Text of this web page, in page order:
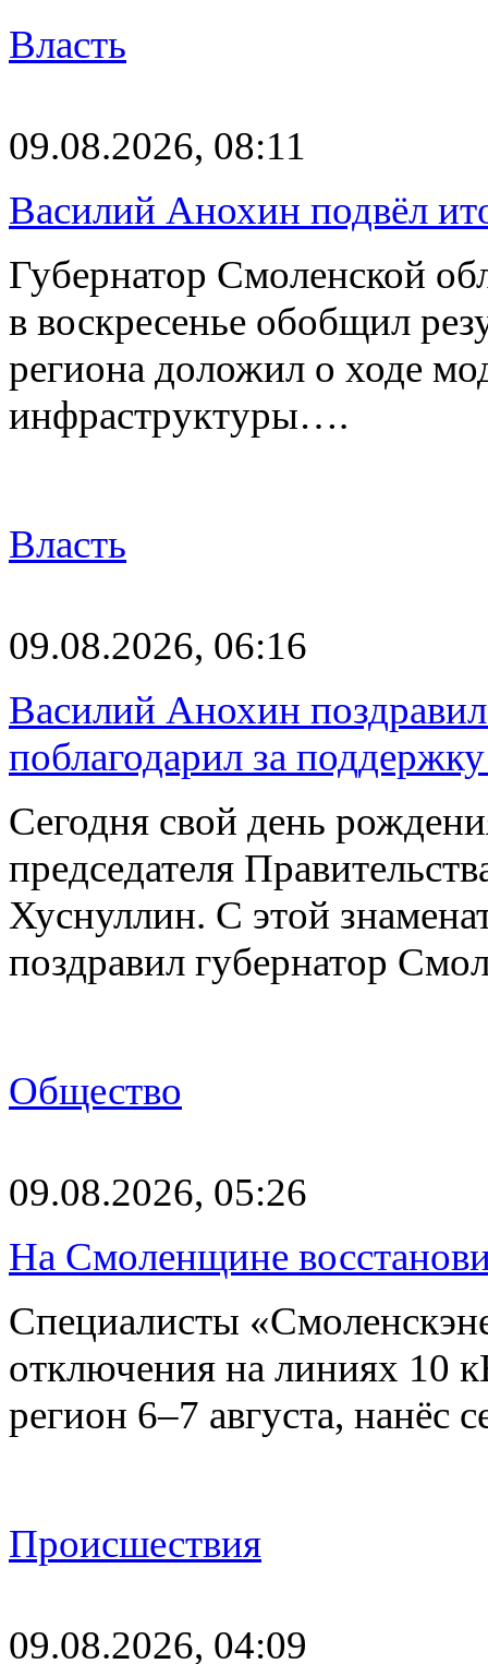
Власть
09.08.2026, 08:11
Василий Анохин подвёл
Губернатор Смоленской
в воскресенье обобщил
региона доложил о ходе
инфраструктуры….
Власть
09.08.2026, 06:16
Василий Анохин
поблагодарил за
Сегодня свой день
председателя
Хуснуллин. С этой
поздравил губернатор
Общество
09.08.2026, 05:26
На Смоленщине
Специалисты
отключения на линиях 10
регион 6–7 августа,
Происшествия
09.08.2026, 04:09